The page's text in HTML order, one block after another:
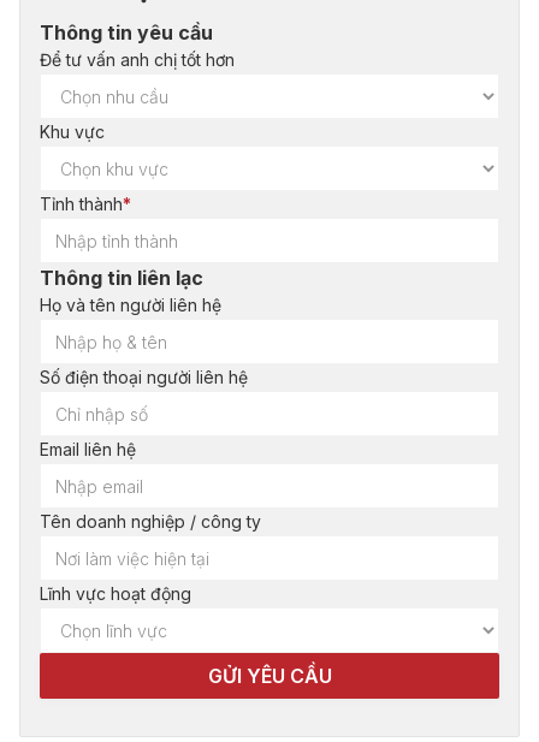
Thông tin yêu cầu
Để tư vấn anh chị tốt hơn
Khu vực
Tỉnh thành*
Thông tin liên lạc
Họ và tên người liên hệ
Số điện thoại người liên hệ
Email liên hệ
Tên doanh nghiệp / công ty
Lĩnh vực hoạt động